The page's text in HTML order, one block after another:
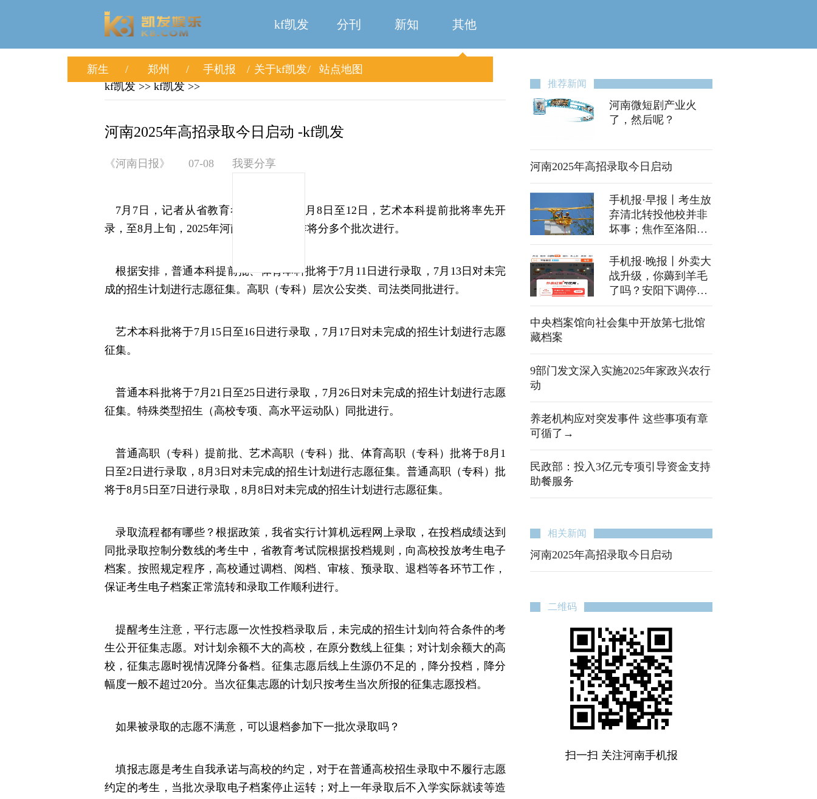
kf凯发 分刊 新知 其他
新生 郑州 手机报 关于kf凯发
站点地图
kf凯发 >> kf凯发 >>
河南2025年高招录取今日启动 -kf凯发
《河南日报》 07-08 我要分享
7月7日，记者从省教育考试院获悉，7月8日至12日，艺术本科提前批将率先开
录，至8月上旬，2025年河南高招录取工作将分多个批次进行。
根据安排，普通本科提前批、体育本科批将于7月11日进行录取，7月13日对未完
成的招生计划进行志愿征集。高职（专科）层次公安类、司法类同批进行。
艺术本科批将于7月15日至16日进行录取，7月17日对未完成的招生计划进行志愿
征集。
普通本科批将于7月21日至25日进行录取，7月26日对未完成的招生计划进行志愿
征集。特殊类型招生（高校专项、高水平运动队）同批进行。
普通高职（专科）提前批、艺术高职（专科）批、体育高职（专科）批将于8月1
日至2日进行录取，8月3日对未完成的招生计划进行志愿征集。普通高职（专科）批
将于8月5日至7日进行录取，8月8日对未完成的招生计划进行志愿征集。
录取流程都有哪些？根据政策，我省实行计算机远程网上录取，在投档成绩达到
同批录取控制分数线的考生中，省教育考试院根据投档规则，向高校投放考生电子
档案。按照规定程序，高校通过调档、阅档、审核、预录取、退档等各环节工作，
保证考生电子档案正常流转和录取工作顺利进行。
提醒考生注意，平行志愿一次性投档录取后，未完成的招生计划向符合条件的考
生公开征集志愿。对计划余额不大的高校，在原分数线上征集；对计划余额大的高
校，征集志愿时视情况降分备档。征集志愿后线上生源仍不足的，降分投档，降分
幅度一般不超过20分。当次征集志愿的计划只按考生当次所报的征集志愿投档。
如果被录取的志愿不满意，可以退档参加下一批次录取吗？
填报志愿是考生自我承诺与高校的约定，对于在普通高校招生录取中不履行志愿
约定的考生，当批次录取电子档案停止运转；对上一年录取后不入学实际就读等造
推荐新闻
河南微短剧产业火
了，然后呢？
河南2025年高招录取今日启动
手机报·早报丨考生放
弃清北转投他校并非
坏事；焦作至洛阳开
通“便民快巴”
手机报·晚报丨外卖大
战升级，你薅到羊毛
了吗？安阳下调停车
费标准，半小时免费
停车
中央档案馆向社会集中开放第七批馆
藏档案
9部门发文深入实施2025年家政兴农行
动
养老机构应对突发事件 这些事项有章
可循了→
民政部：投入3亿元专项引导资金支持
助餐服务
相关新闻
河南2025年高招录取今日启动
二维码
扫一扫 关注河南手机报